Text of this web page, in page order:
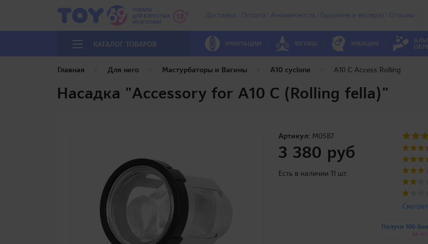
Доставка Оплата Анонимность Гарантия и возврат Отзывы
КАТАЛОГ ТОВАРОВ ИМИТАЦИИ ФЕТИШ ЭРЕКЦИЯ
Главная Для него Мастурбаторы и Вагины A10 cyclone A10 C Access Rolling
Насадка "Accessory for A10 C (Rolling fella)"
Артикул: M0587
3 380 руб
Есть в наличии 11 шт.
Получи 100
за